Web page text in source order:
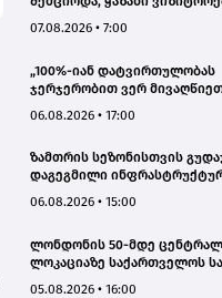
Hotel
07.08.2026 • 7:00
„100%-იან დატვირთულობას
ჯერჯერობით ვერ
გაუქმდა“ - Kobuleti Beach Club
06.08.2026 • 17:00
ზამთრის სეზონისთვის
დაგეგმილი
გუდაურის ტურისტული
დარსალია
06.08.2026 • 15:00
ლონდონის 50-მდე
ლოკაციაზე საქართველოს
05.08.2026 • 16:00